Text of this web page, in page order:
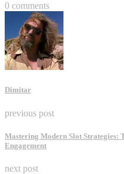
0 comments
Dimitar
previous post
Mastering Modern Slot Strategies:
Engagement
next post